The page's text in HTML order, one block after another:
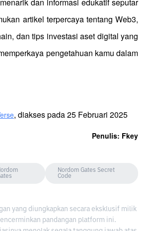
dan informasi edukatif seputar
artikel terpercaya tentang Web3,
dan tips investasi aset digital yang
pengetahuan kamu dalam
, diakses pada 25 Februari 2025
Penulis: Fkey
Nordom Gates Secret
Code
yang diungkapkan secara eksklusif milik
pandangan platform ini.